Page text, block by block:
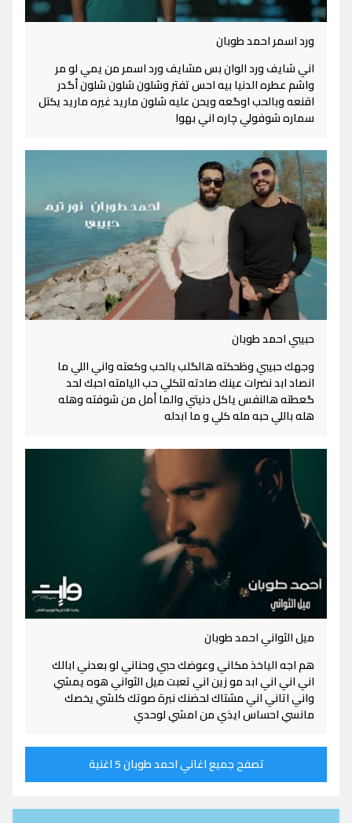
ورد اسمر احمد طوبان
اني شايف ورد الوان بس مشايف ورد اسمر من يمي لو مر
واشم عطره الدنيا بيه احس تفتر وشلون شلون شلون أگدر
اقنعه وبالحب اوگعه ويحن عليه شلون ماريد غيره ماريد يكتل
سماره شوفولي چاره اني بهوا
حبيبي احمد طوبان
وجهك حبيبي وظحكته هالگلب بالحب وكعته واني اللي ما
انصاد ابد نضرات عينك صادته لتكلي حب اليامته احبك لحد
گعطته هالنفس ياكل دنيتي والما أمل من شوفته وهله
هله باللي حبه مله كلي و ما ابدله
ميل الثواني احمد طوبان
هم اجه الياخذ مكاني وعوضك حبي وحناني لو بعدني ابالك
اني اني اني ابد مو زين اني تعبت ميل الثواني هوه يمشي
واني اتاني اني مشتاك لحضنك نبرة صوتك كلشي يخصك
مانسي احساس ايذي من امشي لوحدي
تصفح جميع اغاني احمد طوبان 5 اغنية